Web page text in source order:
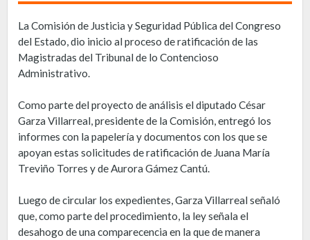
La Comisión de Justicia y Seguridad Pública del Congreso
del Estado, dio inicio al proceso de ratificación de las
Magistradas del Tribunal de lo Contencioso
Administrativo.
Como parte del proyecto de análisis el diputado César
Garza Villarreal, presidente de la Comisión, entregó los
informes con la papelería y documentos con los que se
apoyan estas solicitudes de ratificación de Juana María
Treviño Torres y de Aurora Gámez Cantú.
Luego de circular los expedientes, Garza Villarreal señaló
que, como parte del procedimiento, la ley señala el
desahogo de una comparecencia en la que de manera